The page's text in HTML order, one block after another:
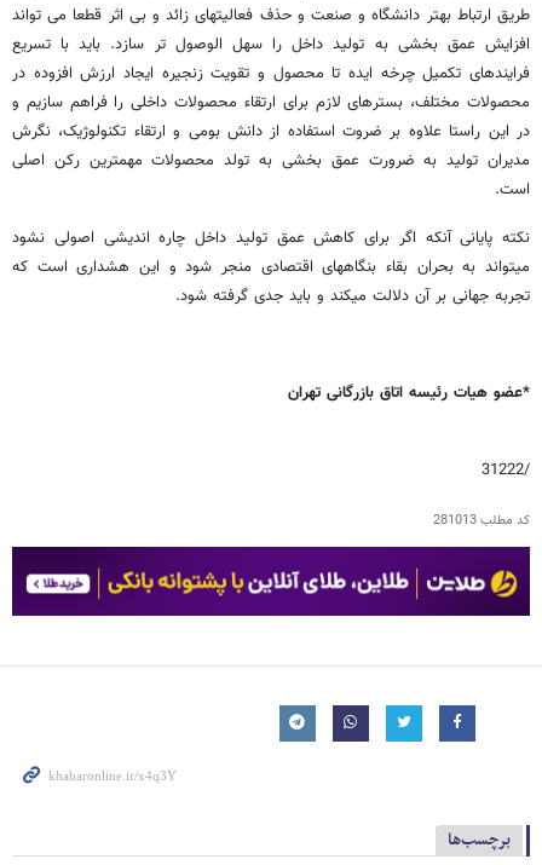
طریق ارتباط بهتر دانشگاه و صنعت و حذف فعالیتهای زائد و بی اثر قطعا می تواند
افزایش عمق بخشی به تولید داخل را سهل الوصول تر سازد. باید با تسریع
فرایندهای تکمیل چرخه ایده تا محصول و تقویت زنجیره ایجاد ارزش افزوده در
محصولات مختلف، بسترهای لازم برای ارتقاء محصولات داخلی را فراهم سازیم و
در این راستا علاوه بر ضروت استفاده از دانش بومی و ارتقاء تکنولوژیک، نگرش
مدیران تولید به ضرورت عمق بخشی به تولد محصولات مهمترین رکن اصلی
است.
نکته پایانی آنکه اگر برای کاهش عمق تولید داخل چاره اندیشی اصولی نشود
میتواند به بحران بقاء بنگاههای اقتصادی منجر شود و این هشداری است که
تجربه جهانی بر آن دلالت میکند و باید جدی گرفته شود.
*عضو هیات رئیسه اتاق بازرگانی تهران
/31222
کد مطلب281013
برچسب‌ها